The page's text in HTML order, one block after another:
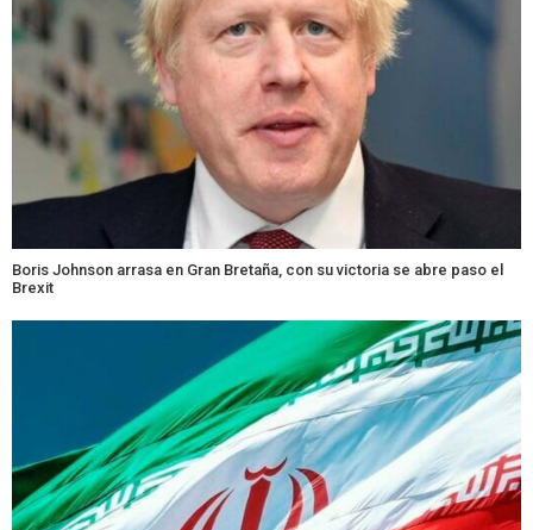
Boris Johnson arrasa en Gran Bretaña, con su victoria se abre paso el
Brexit